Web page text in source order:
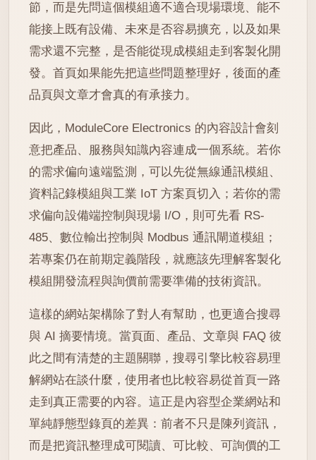
節，而是先問這個模組適不適合現場環境、能不
能接上既有設備、未來是否容易擴充，以及如果
需求還不完整，是否能從現成模組走到客製化開
發。首頁如果能先把這些問題整理好，後面的產
品頁與文章才會真的有承接力。
因此，ModuleCore Electronics 的內容設計會刻
意把產品、服務與知識內容連成一個系統。若你
的需求偏向遠端監測，可以先從無線通訊模組、
資料記錄模組與工業 IoT 方案頁切入；若你的需
求偏向設備端控制與現場 I/O，則可先看 RS-
485、數位輸出控制與 Modbus 通訊閘道模組；
若專案仍在前期定義階段，就應該先理解客製化
模組開發流程與詢價前需要準備的技術資訊。
這樣的網站架構除了對人有幫助，也更適合搜尋
與 AI 摘要情境。當頁面、產品、文章與 FAQ 彼
此之間有清楚的主題關聯，搜尋引擎比較容易理
解網站在談什麼，使用者也比較容易從首頁一路
走到真正需要的內容。這正是內容型企業網站和
單純靜態型錄頁的差異：前者不只是陳列資訊，
而是把資訊整理成可閱讀、可比較、可詢價的工